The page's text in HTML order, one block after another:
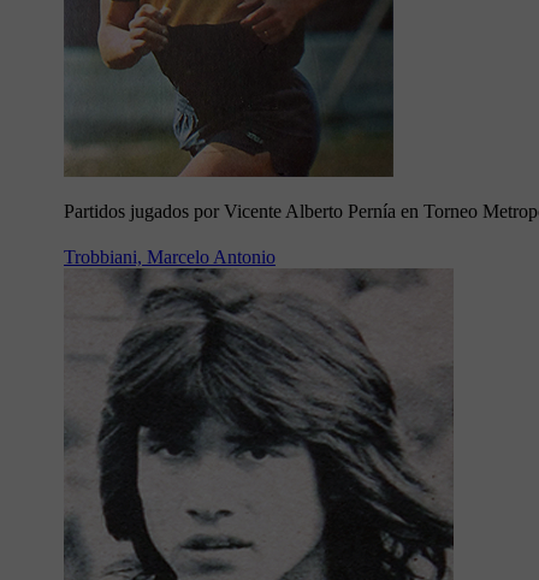
Partidos jugados por Vicente Alberto Pernía en Torneo
Trobbiani, Marcelo Antonio